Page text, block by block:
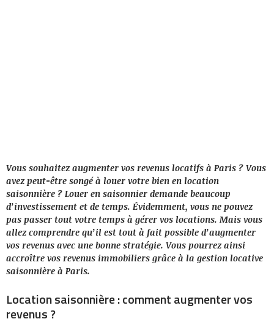
Vous souhaitez augmenter vos revenus locatifs à Paris ? Vous
avez peut-être songé à louer votre bien en location
saisonnière ? Louer en saisonnier demande beaucoup
d’investissement et de temps. Évidemment, vous ne pouvez
pas passer tout votre temps à gérer vos locations. Mais vous
allez comprendre qu’il est tout à fait possible d’augmenter
vos revenus avec une bonne stratégie. Vous pourrez ainsi
accroître vos revenus immobiliers grâce à la gestion locative
saisonnière à Paris.
Location saisonnière : comment augmenter vos
revenus ?